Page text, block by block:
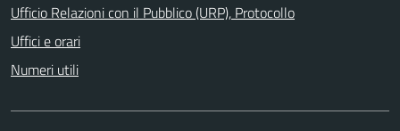
Ufficio Relazioni con il Pubblico (URP), Protocollo
Uffici e orari
Numeri utili